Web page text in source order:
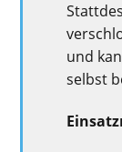
und
selbst